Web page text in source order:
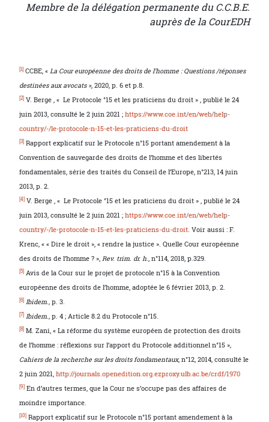
Membre de la délégation permanente du C.C.B.E.
auprès de la CourEDH
[1] CCBE, « La Cour européenne des droits de l’homme : Questions /réponses
destinées aux avocats », 2020, p. 6 et p.8.
[2] V. Berge , « Le Protocole °15 et les praticiens du droit » , publié le 24
juin 2013, consulté le 2 juin 2021 ; https://www.coe.int/en/web/help-
country/-/le-protocole-n-15-et-les-praticiens-du-droit
[3] Rapport explicatif sur le Protocole n°15 portant amendement à la
Convention de sauvegarde des droits de l’homme et des libertés
fondamentales, série des traités du Conseil de l’Europe, n°213, 14 juin
2013, p. 2.
[4] V. Berge , « Le Protocole °15 et les praticiens du droit » , publié le 24
juin 2013, consulté le 2 juin 2021 ; https://www.coe.int/en/web/help-
country/-/le-protocole-n-15-et-les-praticiens-du-droit. Voir aussi : F.
Krenc, « « Dire le droit », « rendre la justice ». Quelle Cour européenne
des droits de l’homme ? », Rev. trim. dr. h., n°114, 2018, p.329.
[5] Avis de la Cour sur le projet de protocole n°15 à la Convention
européenne des droits de l’homme, adoptée le 6 février 2013, p. 2.
[6] Ibidem., p. 3.
[7] Ibidem., p. 4 ; Article 8.2 du Protocole n°15.
[8] M. Zani, « La réforme du système européen de protection des droits
de l’homme : réflexions sur l’apport du Protocole additionnel n°15 »,
Cahiers de la recherche sur les droits fondamentaux, n°12, 2014, consulté le
2 juin 2021, http://journals.openedition.org.ezproxy.ulb.ac.be/crdf/1970
[9] En d’autres termes, que la Cour ne s’occupe pas des affaires de
moindre importance.
[10] Rapport explicatif sur le Protocole n°15 portant amendement à la